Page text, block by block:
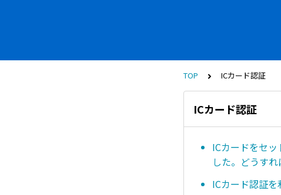
TOP ICカード認証
ICカード認証
ICカードをセ
した。どうす
ICカード認証